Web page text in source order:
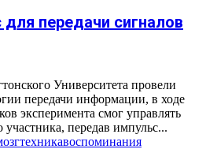
передачи сигналов
Университета провели
передачи информации, в ходе
эксперимента смог управлять
передав импульс...
техникавоспоминания